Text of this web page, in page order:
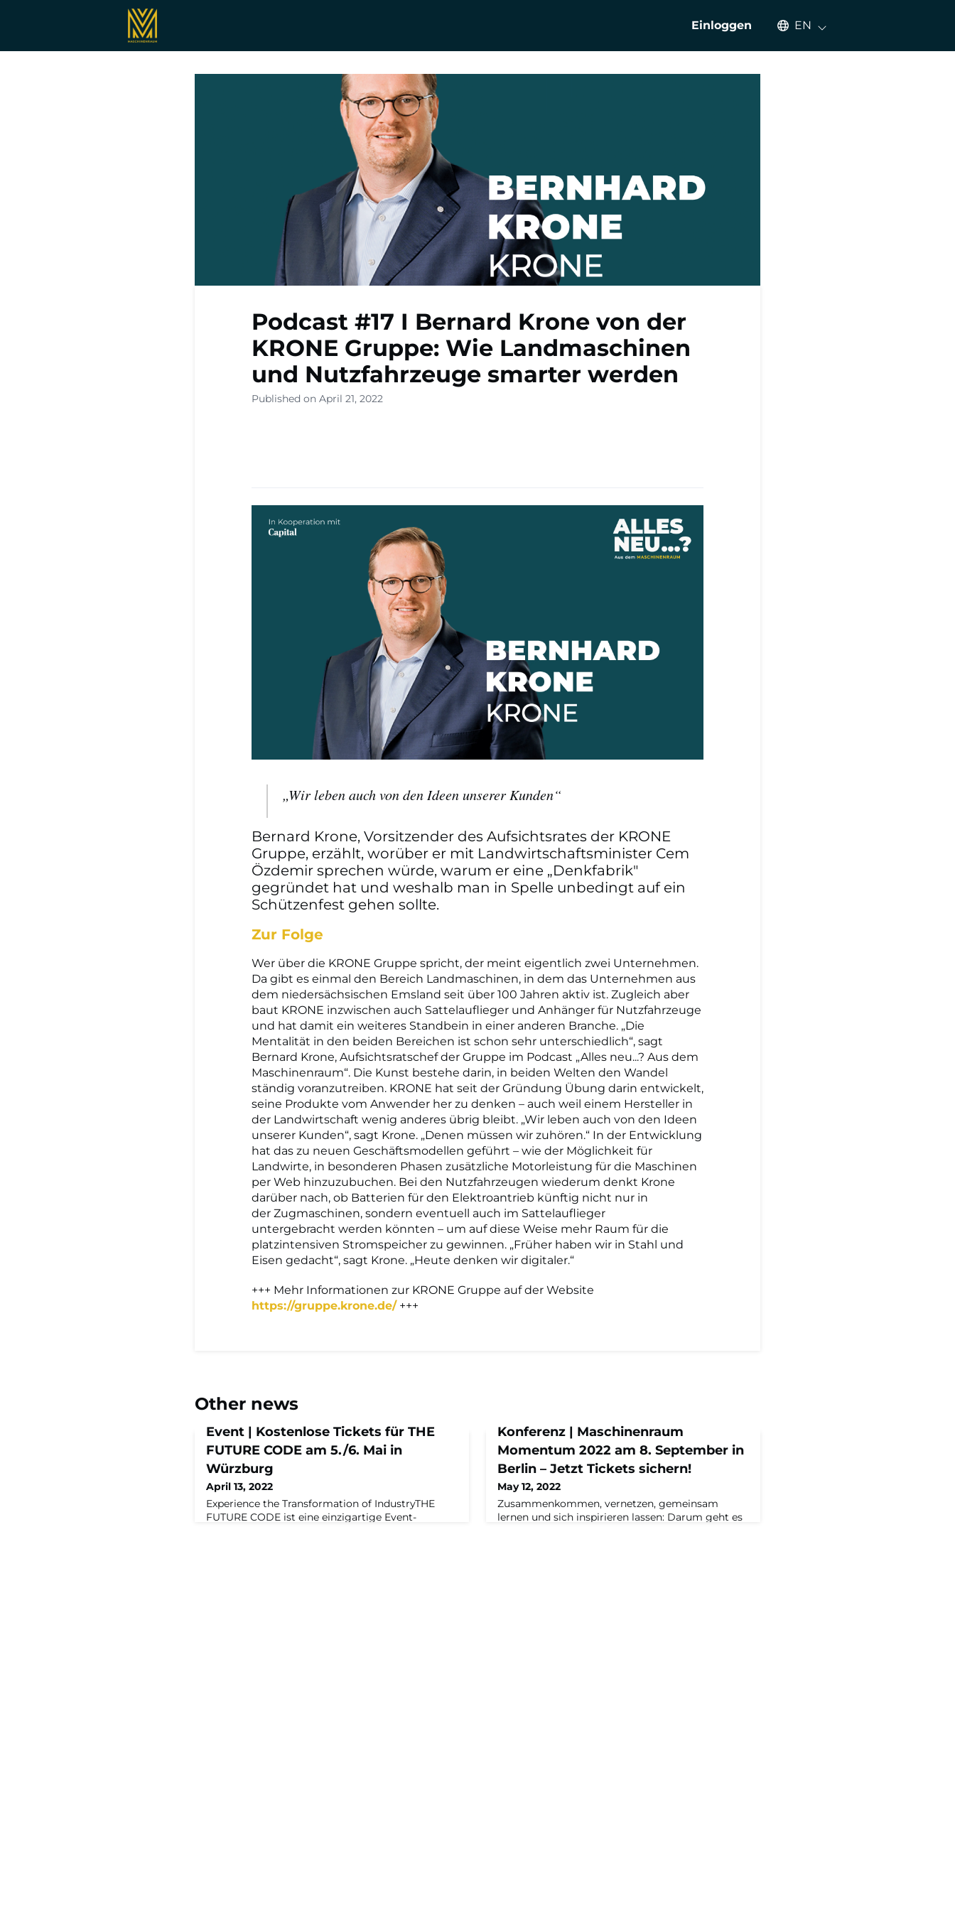
Einloggen Select an available language
EN
Podcast #17 I Bernard Krone von der
KRONE Gruppe: Wie Landmaschinen
und Nutzfahrzeuge smarter werden
Published on April 21, 2022
„Wir leben auch von den Ideen unserer Kunden“
Bernard Krone, Vorsitzender des Aufsichtsrates der KRONE
Gruppe, erzählt, worüber er mit Landwirtschaftsminister Cem
Özdemir sprechen würde, warum er eine „Denkfabrik"
gegründet hat und weshalb man in Spelle unbedingt auf ein
Schützenfest gehen sollte.
Zur Folge
Wer über die KRONE Gruppe spricht, der meint eigentlich zwei Unternehmen.
Da gibt es einmal den Bereich Landmaschinen, in dem das Unternehmen aus
dem niedersächsischen Emsland seit über 100 Jahren aktiv ist. Zugleich aber
baut KRONE inzwischen auch Sattelauflieger und Anhänger für Nutzfahrzeuge
und hat damit ein weiteres Standbein in einer anderen Branche. „Die
Mentalität in den beiden Bereichen ist schon sehr unterschiedlich“, sagt
Bernard Krone, Aufsichtsratschef der Gruppe im Podcast „Alles neu...? Aus dem
Maschinenraum“. Die Kunst bestehe darin, in beiden Welten den Wandel
ständig voranzutreiben. KRONE hat seit der Gründung Übung darin entwickelt,
seine Produkte vom Anwender her zu denken – auch weil einem Hersteller in
der Landwirtschaft wenig anderes übrig bleibt. „Wir leben auch von den Ideen
unserer Kunden“, sagt Krone. „Denen müssen wir zuhören.“ In der Entwicklung
hat das zu neuen Geschäftsmodellen geführt – wie der Möglichkeit für
Landwirte, in besonderen Phasen zusätzliche Motorleistung für die Maschinen
per Web hinzuzubuchen. Bei den Nutzfahrzeugen wiederum denkt Krone
darüber nach, ob Batterien für den Elektroantrieb künftig nicht nur in
der Zugmaschinen, sondern eventuell auch im Sattelauflieger
untergebracht werden könnten – um auf diese Weise mehr Raum für die
platzintensiven Stromspeicher zu gewinnen. „Früher haben wir in Stahl und
Eisen gedacht“, sagt Krone. „Heute denken wir digitaler.“
+++ Mehr Informationen zur KRONE Gruppe auf der Website
https://gruppe.krone.de/+++
Other news
Event | Kostenlose Tickets für THE
FUTURE CODE am 5./6. Mai in
Würzburg
April 13, 2022
Experience the Transformation of IndustryTHE
FUTURE CODE ist eine einzigartige Event-
Konferenz | Maschinenraum
Momentum 2022 am 8. September in
Berlin – Jetzt Tickets sichern!
May 12, 2022
Zusammenkommen, vernetzen, gemeinsam
lernen und sich inspirieren lassen: Darum geht es